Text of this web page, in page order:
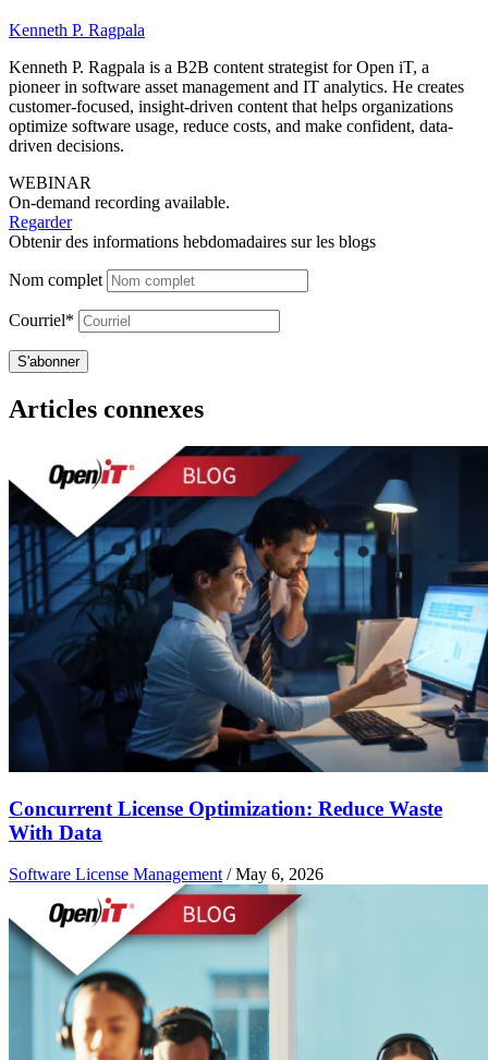
Kenneth P. Ragpala
Kenneth P. Ragpala is a B2B content strategist for Open iT, a
pioneer in software asset management and IT analytics. He creates
customer-focused, insight-driven content that helps organizations
optimize software usage, reduce costs, and make confident, data-
driven decisions.
WEBINAR
On-demand recording available.
Regarder
Obtenir des informations hebdomadaires sur les blogs
Nom complet
Courriel*
Articles connexes
Concurrent License Optimization: Reduce Waste
With Data
Software License Management/May 6, 2026